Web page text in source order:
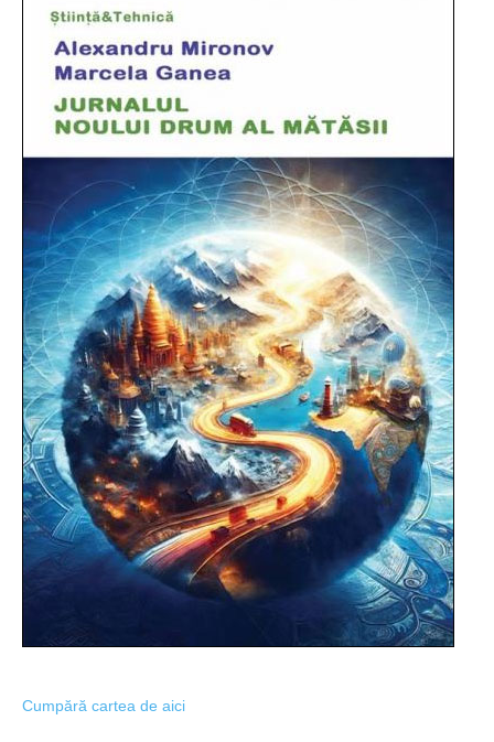
Cumpără cartea de aici